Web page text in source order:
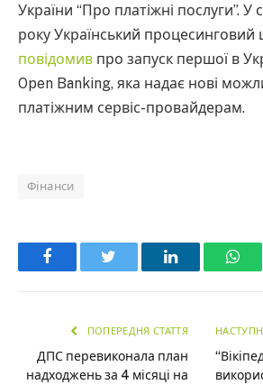
України “Про платіжні послуги”. У
року Український процесинговий
повідомив про запуск першої в
Open Banking, яка надає нові
платіжним сервіс-провайдерам.
Фінанси
Facebook LinkedIn
ПОПЕРЕДНЯ СТАТТЯ
ДПС перевиконала план
надходжень за 4 місяці на